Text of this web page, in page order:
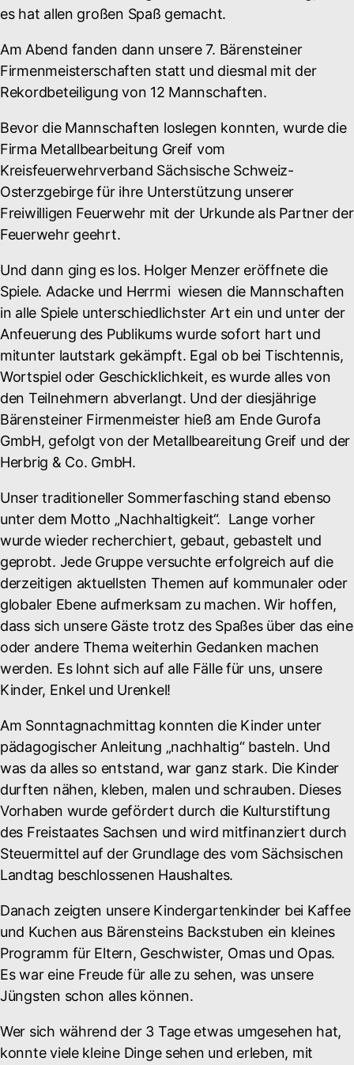
es hat allen großen Spaß gemacht.
Am Abend fanden dann unsere 7. Bärensteiner
Firmenmeisterschaften statt und diesmal mit der
Rekordbeteiligung von 12 Mannschaften.
Bevor die Mannschaften loslegen konnten, wurde die
Firma Metallbearbeitung Greif vom
Kreisfeuerwehrverband Sächsische Schweiz-
Osterzgebirge für ihre Unterstützung unserer
Freiwilligen Feuerwehr mit der Urkunde als Partner der
Feuerwehr geehrt.
Und dann ging es los. Holger Menzer eröffnete die
Spiele. Adacke und Herrmi wiesen die Mannschaften
in alle Spiele unterschiedlichster Art ein und unter der
Anfeuerung des Publikums wurde sofort hart und
mitunter lautstark gekämpft. Egal ob bei Tischtennis,
Wortspiel oder Geschicklichkeit, es wurde alles von
den Teilnehmern abverlangt. Und der diesjährige
Bärensteiner Firmenmeister hieß am Ende Gurofa
GmbH, gefolgt von der Metallbeareitung Greif und der
Herbrig & Co. GmbH.
Unser traditioneller Sommerfasching stand ebenso
unter dem Motto „Nachhaltigkeit“. Lange vorher
wurde wieder recherchiert, gebaut, gebastelt und
geprobt. Jede Gruppe versuchte erfolgreich auf die
derzeitigen aktuellsten Themen auf kommunaler oder
globaler Ebene aufmerksam zu machen. Wir hoffen,
dass sich unsere Gäste trotz des Spaßes über das eine
oder andere Thema weiterhin Gedanken machen
werden. Es lohnt sich auf alle Fälle für uns, unsere
Kinder, Enkel und Urenkel!
Am Sonntagnachmittag konnten die Kinder unter
pädagogischer Anleitung „nachhaltig“ basteln. Und
was da alles so entstand, war ganz stark. Die Kinder
durften nähen, kleben, malen und schrauben. Dieses
Vorhaben wurde gefördert durch die Kulturstiftung
des Freistaates Sachsen und wird mitfinanziert durch
Steuermittel auf der Grundlage des vom Sächsischen
Landtag beschlossenen Haushaltes.
Danach zeigten unsere Kindergartenkinder bei Kaffee
und Kuchen aus Bärensteins Backstuben ein kleines
Programm für Eltern, Geschwister, Omas und Opas.
Es war eine Freude für alle zu sehen, was unsere
Jüngsten schon alles können.
Wer sich während der 3 Tage etwas umgesehen hat,
konnte viele kleine Dinge sehen und erleben, mit